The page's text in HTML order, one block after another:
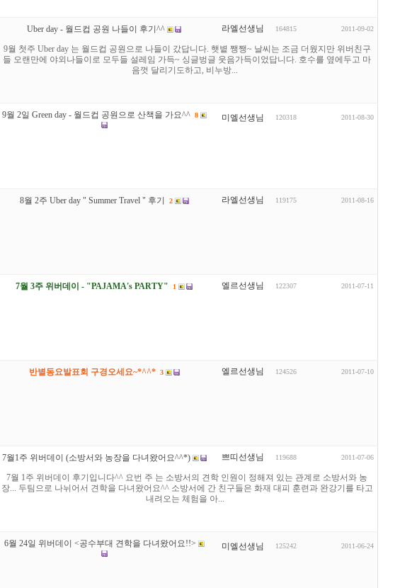
Uber day - 월드컵 공원 나들이 후기^^ 라엘선생님 164815 2011-09-02
9월 첫주 Uber day 는 월드컵 공원으로 나들이 갔답니다. 햇볕 쨍쨍~ 날씨는 조금 더웠지만 위버친구
들 오랜만에 야외나들이로 모두들 설레임 가득~ 싱글벙글 웃음가득이었답니다. 호수를 옆에두고 마
음껏 달리기도하고, 비누방...
9월 2일 Green day - 월드컵 공원으로 산책을 가요^^ 8 미엘선생님 120318 2011-08-30
8월 2주 Uber day " Summer Travel " 후기 2 라엘선생님 119175 2011-08-16
7월 3주 위버데이 - "PAJAMA's PARTY" 1 엘르선생님 122307 2011-07-11
반별동요발표회 구경오세요~*^^* 3 엘르선생님 124526 2011-07-10
7월1주 위버데이 (소방서와 농장을 다녀왔어요^^*) 쁘띠선생님 119688 2011-07-06
7월 1주 위버데이 후기입니다^^ 요번 주 는 소방서의 견학 인원이 정해져 있는 관계로 소방서와 농
장... 두팀으로 나뉘어서 견학을 다녀왔어요^^ 소방서에 간 친구들은 화재 대피 훈련과 완강기를 타고
내려오는 체험을 아...
6월 24일 위버데이 <공수부대 견학을 다녀왔어요!!> 미엘선생님 125242 2011-06-24